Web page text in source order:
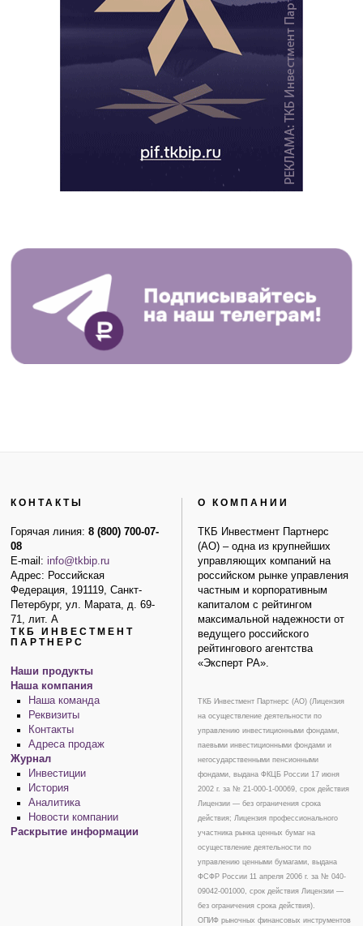
КОНТАКТЫ
Горячая линия:8 (800) 700-07-
08
E-mail:info@tkbip.ru
Адрес: Российская
Федерация, 191119, Санкт-
Петербург, ул. Марата, д. 69-
71, лит. А
ТКБ ИНВЕСТМЕНТ
ПАРТНЕРС
Наши продукты
Наша компания
Наша команда
Реквизиты
Контакты
Адреса продаж
Журнал
Инвестиции
История
Аналитика
Новости компании
Раскрытие информации
О КОМПАНИИ
ТКБ Инвестмент Партнерс
(АО) – одна из крупнейших
управляющих компаний на
российском рынке управления
частным и корпоративным
капиталом с рейтингом
максимальной надежности от
ведущего российского
рейтингового агентства
«Эксперт РА».
ТКБ Инвестмент Партнерс (АО) (Лицензия
на осуществление деятельности по
управлению инвестиционными фондами,
паевыми инвестиционными фондами и
негосударственными пенсионными
фондами, выдана ФКЦБ России 17 июня
2002 г. за № 21-000-1-00069, срок действия
Лицензии — без ограничения срока
действия; Лицензия профессионального
участника рынка ценных бумаг на
осуществление деятельности по
управлению ценными бумагами, выдана
ФСФР России 11 апреля 2006 г. за № 040-
09042-001000, срок действия Лицензии —
без ограничения срока действия).
ОПИФ рыночных финансовых инструментов